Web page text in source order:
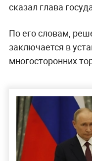
сказал глава
По его словам,
заключается в
многосторонних